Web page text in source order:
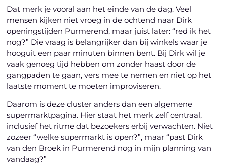
Dat merk je vooral aan het einde van de dag. Veel
mensen kijken niet vroeg in de ochtend naar Dirk
openingstijden Purmerend, maar juist later: “red ik het
nog?” Die vraag is belangrijker dan bij winkels waar je
hooguit een paar minuten binnen bent. Bij Dirk wil je
vaak genoeg tijd hebben om zonder haast door de
gangpaden te gaan, vers mee te nemen en niet op het
laatste moment te moeten improviseren.
Daarom is deze cluster anders dan een algemene
supermarktpagina. Hier staat het merk zelf centraal,
inclusief het ritme dat bezoekers erbij verwachten. Niet
zozeer “welke supermarkt is open?”, maar “past Dirk
van den Broek in Purmerend nog in mijn planning van
vandaag?”